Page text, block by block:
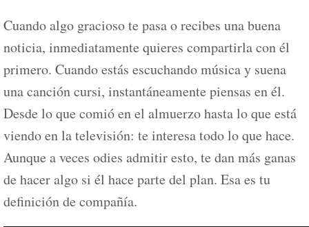
Cuando algo gracioso te pasa o recibes una buena
noticia, inmediatamente quieres compartirla con él
primero. Cuando estás escuchando música y suena
una canción cursi, instantáneamente piensas en él.
Desde lo que comió en el almuerzo hasta lo que está
viendo en la televisión: te interesa todo lo que hace.
Aunque a veces odies admitir esto, te dan más ganas
de hacer algo si él hace parte del plan. Esa es tu
definición de compañía.